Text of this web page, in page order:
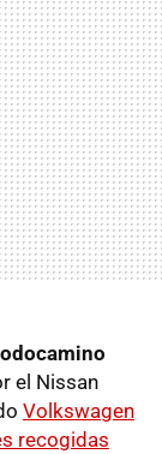
el Nissan
Volkswagen
recogidas